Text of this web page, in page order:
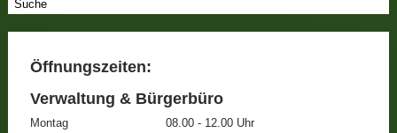
Öffnungszeiten:
Verwaltung & Bürgerbüro
Montag
08.00 - 12.00 Uhr